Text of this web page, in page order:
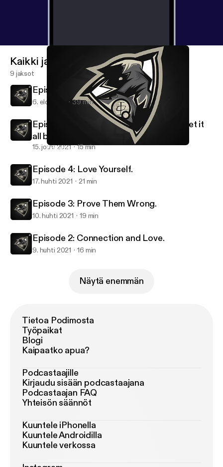
Episode 5: Losing Everything, but will get it all back..
Kaikki jaksot
9 jaksot
Episode 6: Your All Caught Up!
6. elo 2022 39 min
Episode 5: Losing Everything, but will get it
all back..
15. joulu 2021 15 min
Episode 4: Love Yourself.
17. huhti 2021 21 min
Episode 3: Prove Them Wrong.
10. huhti 2021 19 min
Episode 2: Connection and Love.
9. huhti 2021 16 min
Näytä enemmän
Tietoa Podimosta
Työpaikat
Blogi
Kaipaatko apua?
Podcastaajille
Kirjaudu sisään podcastaajana
Podcastaajan FAQ
Yhteisön säännöt
Kuuntele iPhonella
Kuuntele Androidilla
Kuuntele verkossa